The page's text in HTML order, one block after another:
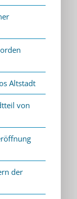
Altstadt
von
der